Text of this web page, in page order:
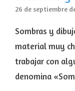
26 de septiembre
Sombras y
material muy
trabajar con
denomina